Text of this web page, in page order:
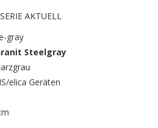
AKTUELL
gray
Steelgray
elica Geräten